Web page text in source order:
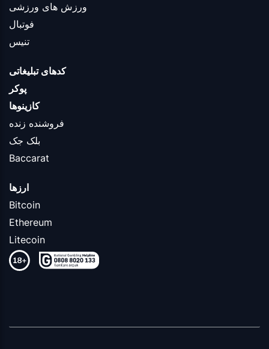
ورزش های ورزشی
فوتبال
تنیس
کدهای تبلیغاتی
پوکر
کازینوها
فروشنده زنده
بلک جک
Baccarat
ارزها
Bitcoin
Ethereum
Litecoin